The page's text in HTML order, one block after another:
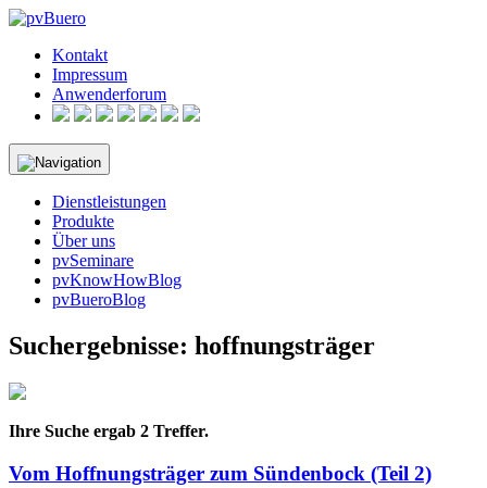
Skip
contentKontakt
Impressum
Anwenderforum
Dienstleistungen
Produkte
Über uns
pvSeminare
pvKnowHowBlog
pvBueroBlog
Suchergebnisse: hoffnungsträger
Ihre Suche ergab 2 Treffer.
Vom Hoffnungsträger zum Sündenbock (Teil 2)